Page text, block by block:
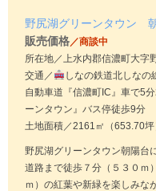
野尻湖グリーンタウン
販売価格 ／商談中
所在地／上水内郡信濃町大字
交通／
しなの鉄道北しなの
自動車道『信濃町IC』車で5分
ーンタウン』バス停徒歩9分
土地面積／2161㎡（653.70坪
野尻湖グリーンタウン朝陽台
道路まで徒歩７分（５３０ｍ
ｍ）の紅葉や新緑を楽しみな